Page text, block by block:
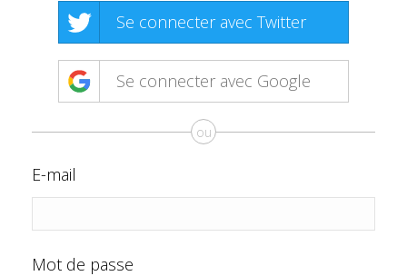
Se connecter avec Twitter
Se connecter avec Google
ou
E-mail
Mot de passe